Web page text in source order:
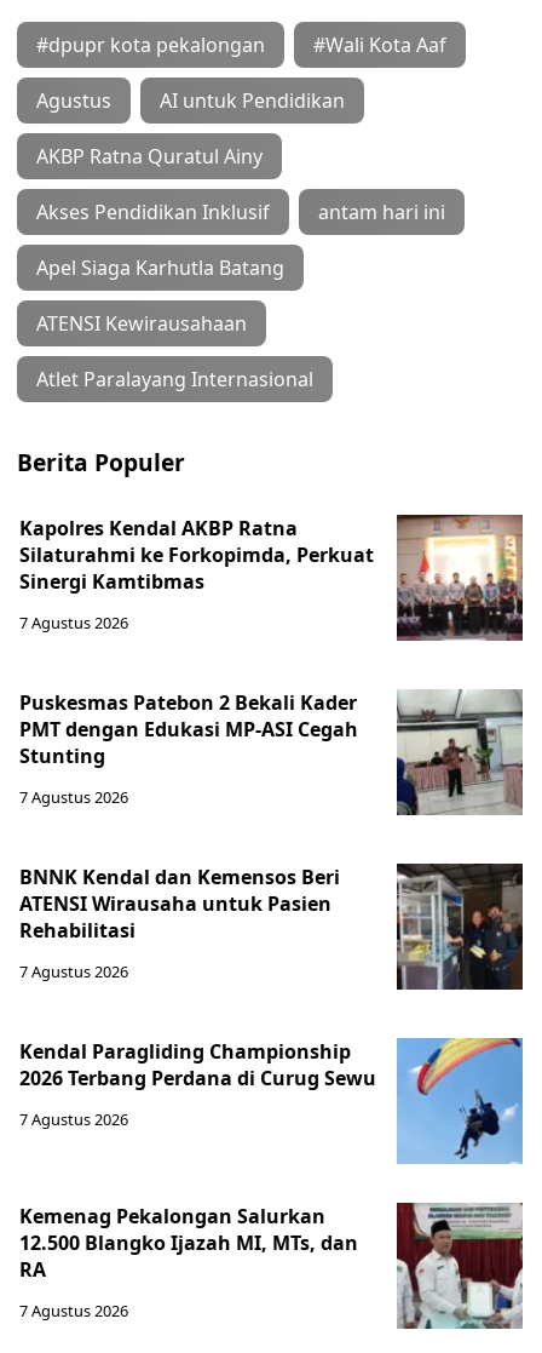
#dpupr kota pekalongan #Wali Kota Aaf
Agustus AI untuk Pendidikan
AKBP Ratna Quratul Ainy
Akses Pendidikan Inklusif antam hari ini
Apel Siaga Karhutla Batang
ATENSI Kewirausahaan
Atlet Paralayang Internasional
Berita Populer
Kapolres Kendal AKBP Ratna
Silaturahmi ke Forkopimda, Perkuat
Sinergi Kamtibmas
7 Agustus 2026
Puskesmas Patebon 2 Bekali Kader
PMT dengan Edukasi MP-ASI Cegah
Stunting
7 Agustus 2026
BNNK Kendal dan Kemensos Beri
ATENSI Wirausaha untuk Pasien
Rehabilitasi
7 Agustus 2026
Kendal Paragliding Championship
2026 Terbang Perdana di Curug Sewu
7 Agustus 2026
Kemenag Pekalongan Salurkan
12.500 Blangko Ijazah MI, MTs, dan
RA
7 Agustus 2026